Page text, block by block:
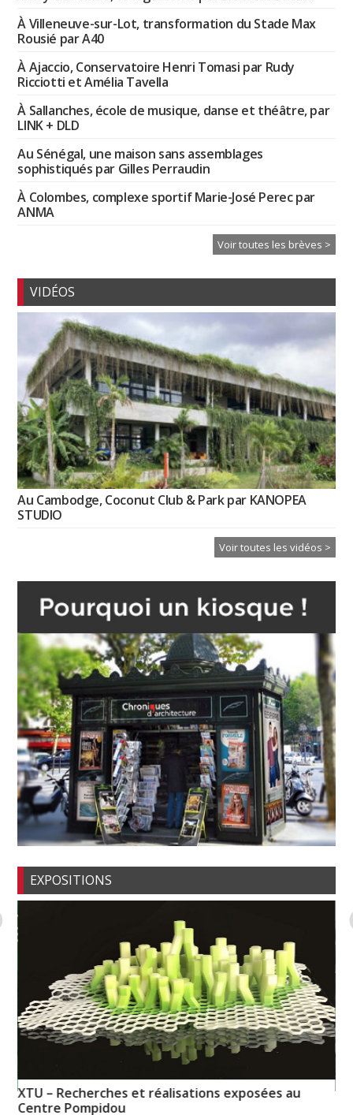
À Villeneuve-sur-Lot, transformation du Stade Max
Rousié par A40
À Ajaccio, Conservatoire Henri Tomasi par Rudy
Ricciotti et Amélia Tavella
À Sallanches, école de musique, danse et théâtre, par
LINK + DLD
Au Sénégal, une maison sans assemblages
sophistiqués par Gilles Perraudin
À Colombes, complexe sportif Marie-José Perec par
ANMA
Voir toutes les brèves >
VIDÉOS
Au Cambodge, Coconut Club & Park par KANOPEA
STUDIO
Voir toutes les vidéos >
EXPOSITIONS
XTU – Recherches et réalisations exposées au
Centre Pompidou